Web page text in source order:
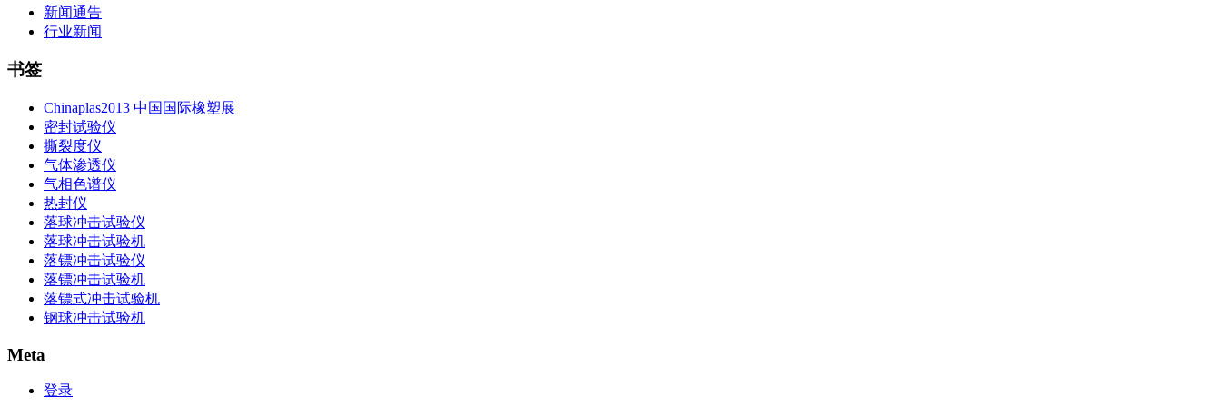
新闻通告
行业新闻
书签
Chinaplas2013 中国国际橡塑展
密封试验仪
撕裂度仪
气体渗透仪
气相色谱仪
热封仪
落球冲击试验仪
落球冲击试验机
落镖冲击试验仪
落镖冲击试验机
落镖式冲击试验机
钢球冲击试验机
Meta
登录